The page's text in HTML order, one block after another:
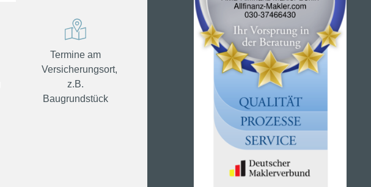
Termine am
Versicherungsort,
z.B.
Baugrundstück